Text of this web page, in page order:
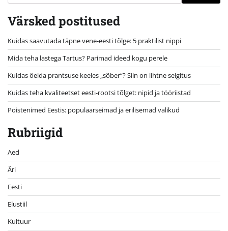
Värsked postitused
Kuidas saavutada täpne vene-eesti tõlge: 5 praktilist nippi
Mida teha lastega Tartus? Parimad ideed kogu perele
Kuidas öelda prantsuse keeles „sõber“? Siin on lihtne selgitus
Kuidas teha kvaliteetset eesti-rootsi tõlget: nipid ja tööriistad
Poistenimed Eestis: populaarseimad ja erilisemad valikud
Rubriigid
Aed
Äri
Eesti
Elustiil
Kultuur